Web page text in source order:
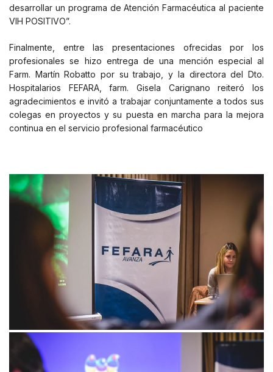
desarrollar un programa de Atención Farmacéutica al paciente
VIH POSITIVO”.
Finalmente, entre las presentaciones ofrecidas por los
profesionales se hizo entrega de una mención especial al
Farm. Martín Robatto por su trabajo, y la directora del Dto.
Hospitalarios FEFARA, farm. Gisela Carignano reiteró los
agradecimientos e invitó a trabajar conjuntamente a todos sus
colegas en proyectos y su puesta en marcha para la mejora
continua en el servicio profesional farmacéutico